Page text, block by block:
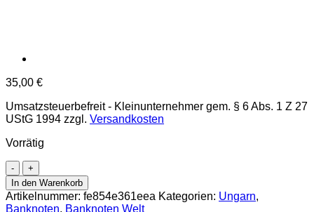
35,00 €
Umsatzsteuerbefreit - Kleinunternehmer gem. § 6 Abs. 1 Z 27
UStG 1994 zzgl. Versandkosten
Vorrätig
Ungarn
-
500
Forint
In den Warenkorb
Artikelnummer: fe854e361eea Kategorien: Ungarn,
Banknoten, Banknoten Welt